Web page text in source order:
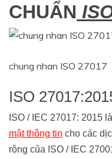
CHUẨN
chung nhan ISO 27017
ISO
ISO / IEC 27017: 2015
mật thông tin cho các
rộng của ISO / IEC